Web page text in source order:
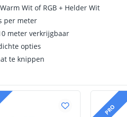
Warm Wit of RGB + Helder Wit
per meter
meter verkrijgbaar
opties
te knippen
PRO